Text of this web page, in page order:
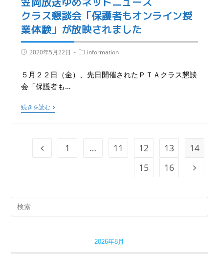
クラス懇談会「保護者もオンライン授
業体験」が放映されました
2020年5月22日 information
５月２２日（金）、先日開催されたＰＴＡクラス懇談
会「保護者も…
続きを読む
1 … 11 12 13
14
15
16
2026年8月